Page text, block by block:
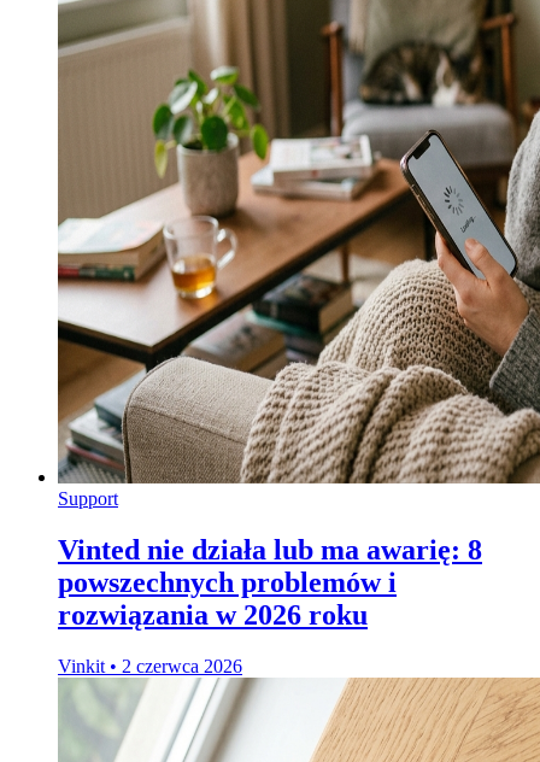
Support
Vinted nie działa lub ma awarię: 8
powszechnych problemów i
rozwiązania w 2026 roku
Vinkit • 2 czerwca 2026